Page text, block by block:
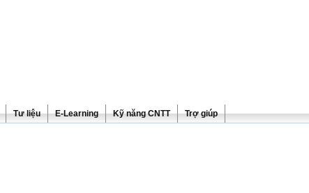
Tư liệu E-Learning Kỹ năng CNTT Trợ giúp